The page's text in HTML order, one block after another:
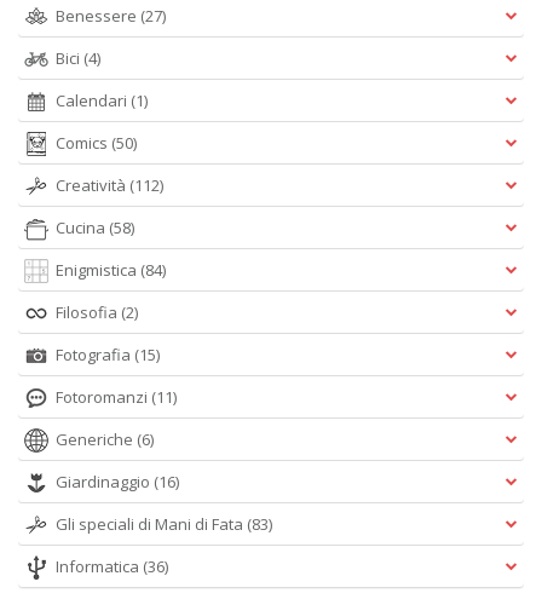
Benessere (27)
Bici (4)
Calendari (1)
Comics (50)
Creatività (112)
Cucina (58)
Enigmistica (84)
Filosofia (2)
Fotografia (15)
Fotoromanzi (11)
Generiche (6)
Giardinaggio (16)
Gli speciali di Mani di Fata (83)
Informatica (36)